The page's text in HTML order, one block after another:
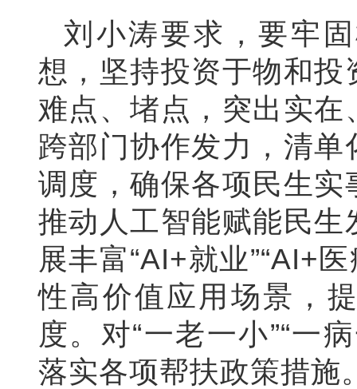
刘小涛要求，要牢
想，坚持投资于物和
难点、堵点，突出实
跨部门协作发力，清
调度，确保各项民生
推动人工智能赋能民
展丰富“AI+就业”“AI+
性高价值应用场景，
度。对“一老一小”“一
落实各项帮扶政策措施